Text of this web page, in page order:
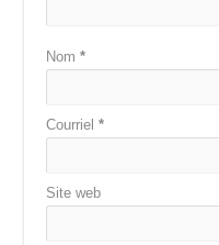
Nom*
Courriel*
Site web